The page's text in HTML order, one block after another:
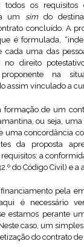
todos os requisitos
um simdo
concluído. A
é formulada,
cada uma das
no direito
na
assim vinculado a
formação de um
ou seja,
uma concordância
da proposta
a
do Código Civil) e
pela
é necessário
estamos perante
caso, um simples
do contrato